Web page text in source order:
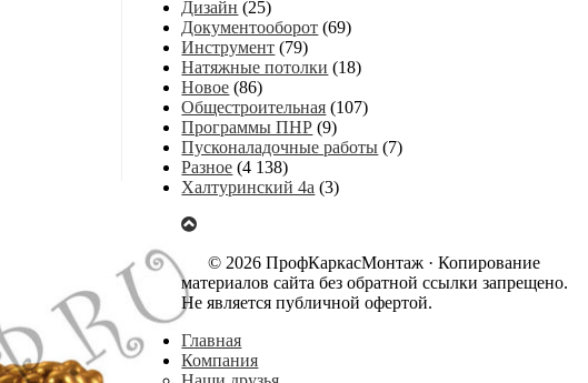
Дизайн (25)
Документооборот (69)
Инструмент (79)
Натяжные потолки (18)
Новое (86)
Общестроительная (107)
Программы ПНР (9)
Пусконаладочные работы (7)
Разное (4 138)
Халтуринский 4а (3)
© 2026 ПрофКаркасМонтаж · Копирование
материалов сайта без обратной ссылки запрещено.
Не является публичной офертой.
Главная
Компания